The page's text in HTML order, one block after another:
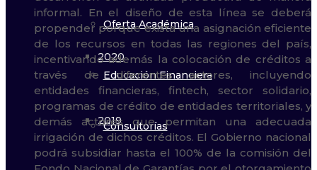
Oferta Académica
Educación Financiera
Consultorías
2020
2019